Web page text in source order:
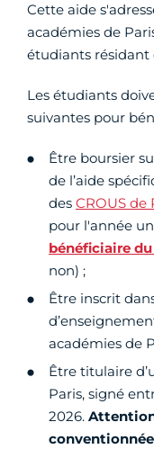
Cette aide
académies de
étudiants
Les étudiants
suivantes pour
Être boursier
de l’aide
des CROUS de
pour l'année
bénéficiaire du
non) ;
Être inscrit
académies de
Être titulaire
Paris, signé
2026.